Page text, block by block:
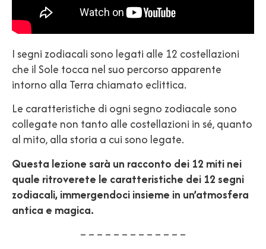
I segni zodiacali sono legati alle 12 costellazioni
che il Sole tocca nel suo percorso apparente
intorno alla Terra chiamato eclittica.
Le caratteristiche di ogni segno zodiacale sono
collegate non tanto alle costellazioni in sé, quanto
al mito, alla storia a cui sono legate.
Questa lezione sarà un racconto dei 12 miti nei
quale ritroverete le caratteristiche dei 12 segni
zodiacali, immergendoci insieme in un’atmosfera
antica e magica.
– – – – – – – – – – – – –